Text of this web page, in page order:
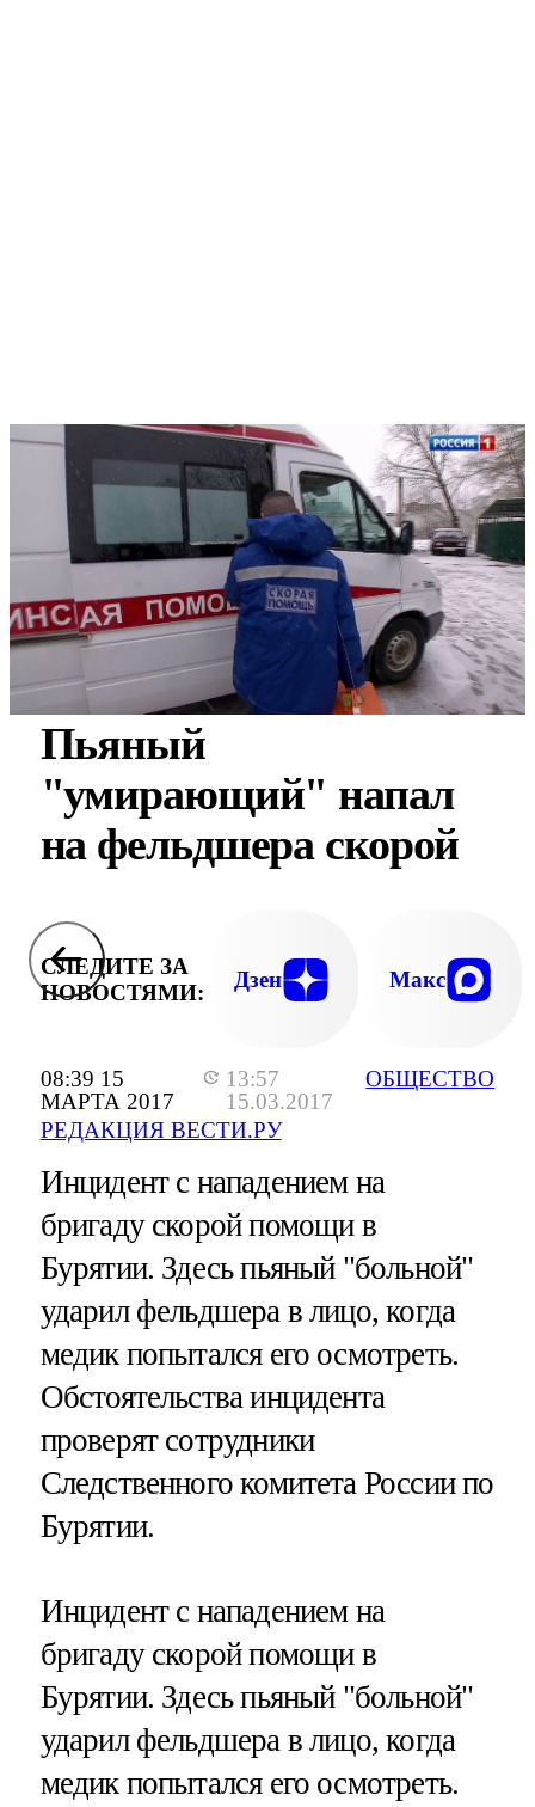
08:39 15
МАРТА 2017
13:57
15.03.2017
РЕДАКЦИЯ ВЕСТИ.РУ
ОБЩЕСТВО
Пьяный
"умирающий" напал
на фельдшера скорой
СЛЕДИТЕ ЗА
НОВОСТЯМИ:
Дзен Макс
Инцидент с нападением на
бригаду скорой помощи в
Бурятии. Здесь пьяный "больной"
ударил фельдшера в лицо, когда
медик попытался его осмотреть.
Обстоятельства инцидента
проверят сотрудники
Следственного комитета России по
Бурятии.
Инцидент с нападением на
бригаду скорой помощи в
Бурятии. Здесь пьяный "больной"
ударил фельдшера в лицо, когда
медик попытался его осмотреть.